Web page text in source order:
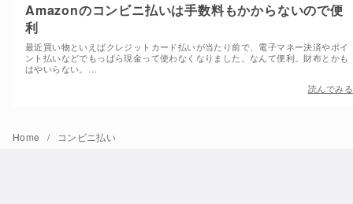
Amazonのコンビニ払いは手数料もかからないので便
利
最近買い物といえばクレジットカード払いが当たり前で、電子マネー決済やポイ
ント払いなどでもっぱら現金って使わなくなりました。なんて便利。財布とかも
はやいらない。…
読んでみる
Home コンビニ払い